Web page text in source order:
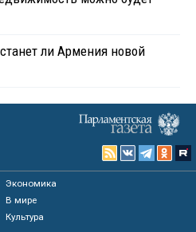
ли Армения новой
Экономика
В мире
Культура